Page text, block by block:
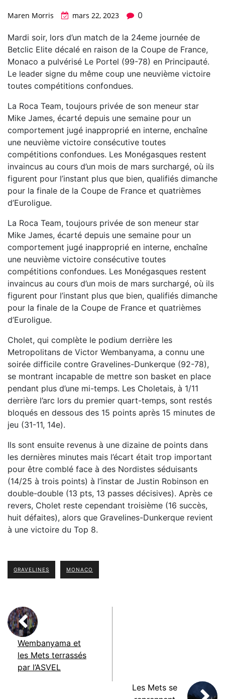
Maren Morris mars 22, 2023 0
Mardi soir, lors d’un match de la 24eme journée de
Betclic Elite décalé en raison de la Coupe de France,
Monaco a pulvérisé Le Portel (99-78) en Principauté.
Le leader signe du même coup une neuvième victoire
toutes compétitions confondues.
La Roca Team, toujours privée de son meneur star
Mike James, écarté depuis une semaine pour un
comportement jugé inapproprié en interne, enchaîne
une neuvième victoire consécutive toutes
compétitions confondues. Les Monégasques restent
invaincus au cours d’un mois de mars surchargé, où ils
figurent pour l’instant plus que bien, qualifiés dimanche
pour la finale de la Coupe de France et quatrièmes
d’Euroligue.
La Roca Team, toujours privée de son meneur star
Mike James, écarté depuis une semaine pour un
comportement jugé inapproprié en interne, enchaîne
une neuvième victoire consécutive toutes
compétitions confondues. Les Monégasques restent
invaincus au cours d’un mois de mars surchargé, où ils
figurent pour l’instant plus que bien, qualifiés dimanche
pour la finale de la Coupe de France et quatrièmes
d’Euroligue.
Cholet, qui complète le podium derrière les
Metropolitans de Victor Wembanyama, a connu une
soirée difficile contre Gravelines-Dunkerque (92-78),
se montrant incapable de mettre son basket en place
pendant plus d’une mi-temps. Les Choletais, à 1/11
derrière l’arc lors du premier quart-temps, sont restés
bloqués en dessous des 15 points après 15 minutes de
jeu (31-11, 14e).
Ils sont ensuite revenus à une dizaine de points dans
les dernières minutes mais l’écart était trop important
pour être comblé face à des Nordistes séduisants
(14/25 à trois points) à l’instar de Justin Robinson en
double-double (13 pts, 13 passes décisives). Après ce
revers, Cholet reste cependant troisième (16 succès,
huit défaites), alors que Gravelines-Dunkerque revient
à une victoire du Top 8.
GRAVELINES MONACO
Wembanyama et
les Mets terrassés
par l’ASVEL
Les Mets se